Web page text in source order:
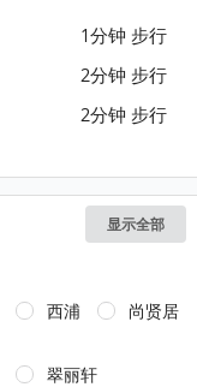
1分钟 步行
2分钟 步行
2分钟 步行
显示全部
西浦 尚贤居
翠丽轩